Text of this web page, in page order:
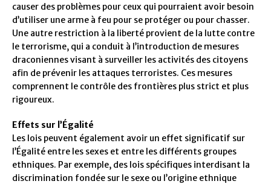
causer des problèmes pour ceux qui pourraient avoir besoin
d’utiliser une arme à feu pour se protéger ou pour chasser.
Une autre restriction à la liberté provient de la lutte contre
le terrorisme, qui a conduit à l’introduction de mesures
draconiennes visant à surveiller les activités des citoyens
afin de prévenir les attaques terroristes. Ces mesures
comprennent le contrôle des frontières plus strict et plus
rigoureux.
Effets sur l’Égalité
Les lois peuvent également avoir un effet significatif sur
l’Égalité entre les sexes et entre les différents groupes
ethniques. Par exemple, des lois spécifiques interdisant la
discrimination fondée sur le sexe ou l’origine ethnique